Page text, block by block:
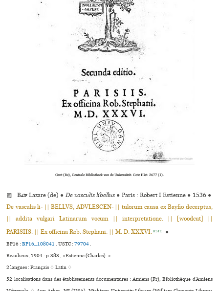
Gent (Be), Centrale Bibliotheek van de Universiteit. Cote Hist. 2677 (1).
▨Baïf Lazare (de) ● De vasculis libellus ● Paris : Robert I Estienne ● 1536 ●
De vasculis li- || BELLVS, ADVLESCEN- || tulorum causa ex Bayfio decerptus,
|| addita vulgari Latinarum vocum || interpretatione. || [woodcut] ||
PARISIIS. || Ex officina Rob. Stephani. || M. D. XXXVI. USTC ●
BP16 :BP16_108041 .USTC :79704.
Beaulieux, 1904 : p.383 , «Estienne (Charles). ».
2 langues :Français ♢Latin ♢
52 localisations dans des établissements documentaires : Amiens (Fr), Bibliothèque d’Amiens